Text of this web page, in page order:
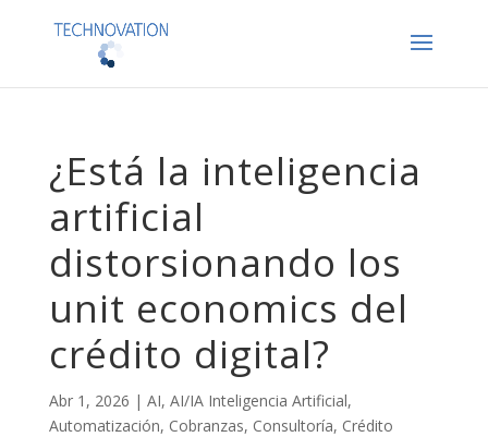
¿Está la inteligencia
artificial
distorsionando los
unit economics del
crédito digital?
Abr 1, 2026 | AI, AI/IA Inteligencia Artificial,
Automatización, Cobranzas, Consultoría, Crédito